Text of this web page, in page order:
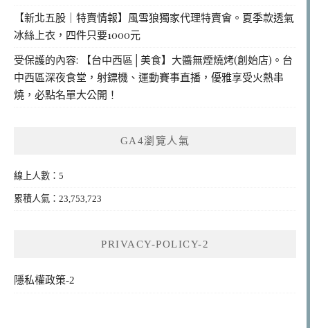
【新北五股｜特賣情報】風雪狼獨家代理特賣會。夏季款透氣
冰絲上衣，四件只要1000元
受保護的內容: 【台中西區│美食】大醬無煙燒烤(創始店)。台
中西區深夜食堂，射鏢機、運動賽事直播，優雅享受火熱串
燒，必點名單大公開！
GA4瀏覽人氣
線上人數：5
累積人氣：23,753,723
PRIVACY-POLICY-2
隱私權政策-2